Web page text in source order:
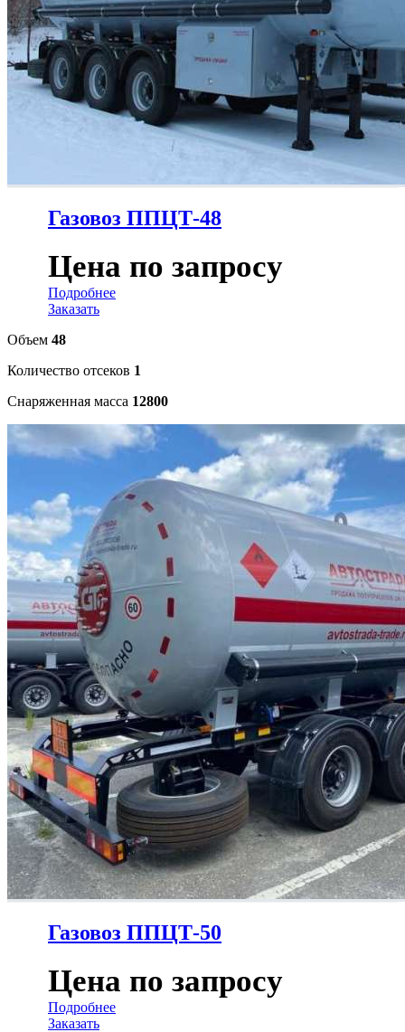
Газовоз ППЦТ-48
Цена по запросу
Подробнее
Заказать
Объем 48
Количество отсеков 1
Снаряженная масса 12800
Газовоз ППЦТ-50
Цена по запросу
Подробнее
Заказать